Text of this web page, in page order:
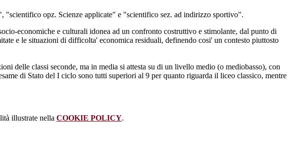
"scientifico opz. Scienze applicate" e "scientifico sez. ad indirizzo sportivo".
economiche e culturali idonea ad un confronto costruttivo e stimolante, dal punto di
e le situazioni di difficolta' economica residuali, definendo cosi' un contesto piuttosto
delle classi seconde, ma in media si attesta su di un livello medio (o mediobasso), con
di Stato del I ciclo sono tutti superiori al 9 per quanto riguarda il liceo classico, mentre
illustrate nella COOKIE POLICY.